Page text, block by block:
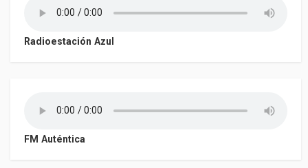
Radioestación Azul
FM Auténtica